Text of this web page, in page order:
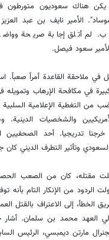
يكن هناك سعوديون متورطون
الأمير نايف بن عبد
لم أتلق إجابة صريحة
سعود فيصل.
في ملاحقة القاعدة أمراً صعباً.
في مكافحة الإرهاب وتمويله
التغطية الإعلامية السلبية
والشخصيات الدينية.
تدريجيا. أحد
وتأثير التطرف الديني
تلت مقتله، كان من الصعب
الردود من الإنكار التام بأنه
الخطأ، إلى الاعتراف بالقتل
العهد محمد بن سلمان. أشار
مارتن ديمبسي، الرئيس